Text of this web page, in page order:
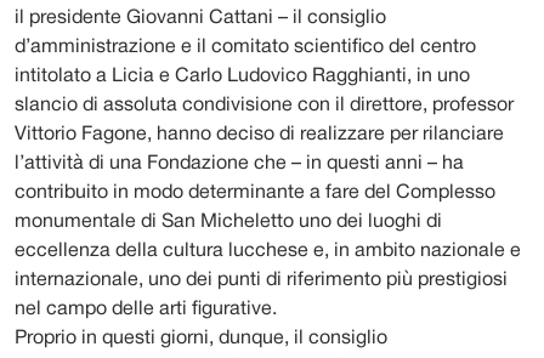
il presidente Giovanni Cattani – il consiglio
d’amministrazione e il comitato scientifico del centro
intitolato a Licia e Carlo Ludovico Ragghianti, in uno
slancio di assoluta condivisione con il direttore, professor
Vittorio Fagone, hanno deciso di realizzare per rilanciare
l’attività di una Fondazione che – in questi anni – ha
contribuito in modo determinante a fare del Complesso
monumentale di San Micheletto uno dei luoghi di
eccellenza della cultura lucchese e, in ambito nazionale e
internazionale, uno dei punti di riferimento più prestigiosi
nel campo delle arti figurative.
Proprio in questi giorni, dunque, il consiglio